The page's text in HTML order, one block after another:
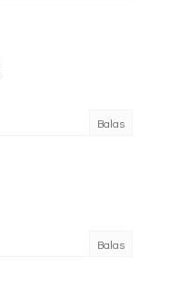
Balas
Balas